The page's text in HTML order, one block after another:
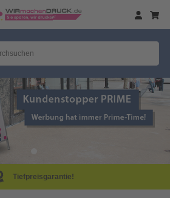
Tiefpreisgarantie!